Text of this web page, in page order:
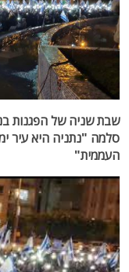
שבת שניה של הפגנות
סלמה "נתניה היא עיר
העממית"